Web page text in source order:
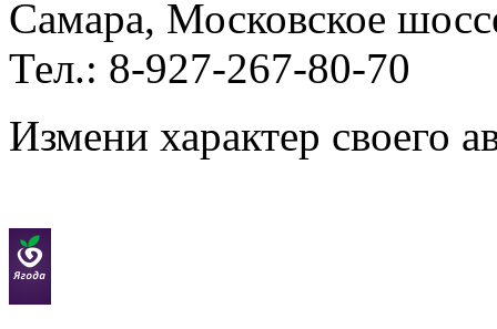
Самара, Московское
Тел.: 8-927-267-80-70
Измени характер своего